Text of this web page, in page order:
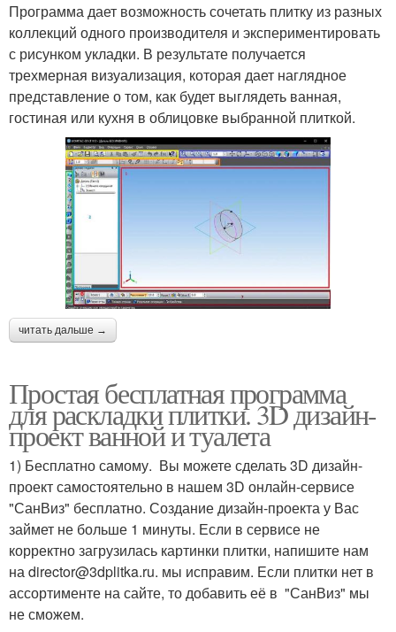
Программа дает возможность сочетать плитку из разных
коллекций одного производителя и экспериментировать
с рисунком укладки. В результате получается
трехмерная визуализация, которая дает наглядное
представление о том, как будет выглядеть ванная,
гостиная или кухня в облицовке выбранной плиткой.
читать дальше →
Простая бесплатная программа
для раскладки плитки. 3D дизайн-
проект ванной и туалета
1) Бесплатно самому. Вы можете сделать 3D дизайн-
проект самостоятельно в нашем 3D онлайн-сервисе
"СанВиз" бесплатно. Создание дизайн-проекта у Вас
займет не больше 1 минуты. Если в сервисе не
корректно загрузилась картинки плитки, напишите нам
на director@3dplitka.ru. мы исправим. Если плитки нет в
ассортименте на сайте, то добавить её в "СанВиз" мы
не сможем.